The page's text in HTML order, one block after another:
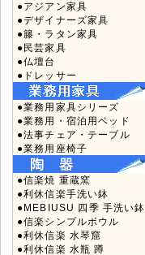
●アジアン家具
●デザイナーズ家具
●籐・ラタン家具
●民芸家具
●仏壇台
●ドレッサー
●業務用家具シリーズ
●業務用・宿泊用ベッド
●法事チェア・テーブル
●業務用座椅子
●信楽焼 重蔵窯
●利休信楽手洗い鉢
●MEBIUSU 四季 手洗い鉢
●信楽シンプルボウル
●利休信楽 水琴窟
●利休信楽 水瓶 蹲